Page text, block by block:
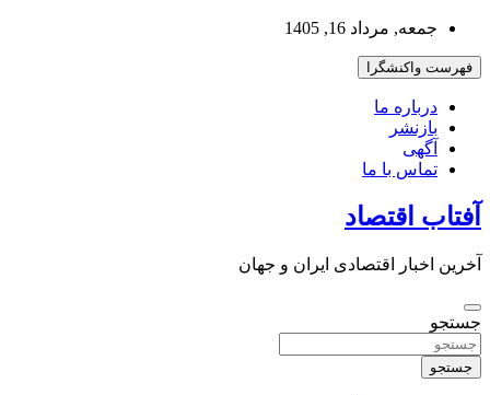
بروید
جمعه, مرداد 16, 1405
فهرست واکنشگرا
درباره ما
بازنشر
آگهی
تماس با ما
آفتاب اقتصاد
آخرین اخبار اقتصادی ایران و جهان
جستجو
جستجو